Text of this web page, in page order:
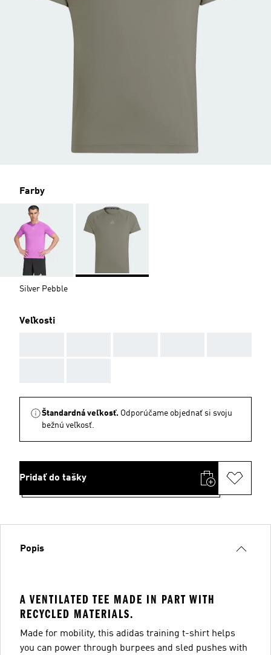
Farby
Silver Pebble
Veľkosti
Štandardná veľkosť. Odporúčame objednať si svoju
bežnú veľkosť.
Pridať do tašky
Popis
A VENTILATED TEE MADE IN PART WITH
RECYCLED MATERIALS.
Made for mobility, this adidas training t-shirt helps
you can power through burpees and sled pushes with